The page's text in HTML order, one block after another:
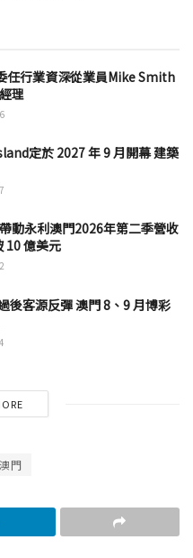
任行業資深從業員Mike Smith
理
定於 2027 年 9 月開幕 建築
動永利澳門2026年第二季營收
10 億美元
後客源反彈 澳門 8、9 月博彩
澳門